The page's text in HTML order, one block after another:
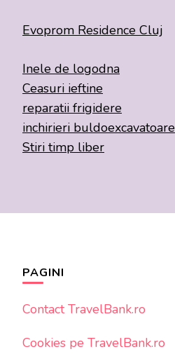
Evoprom Residence Cluj
Inele de logodna
Ceasuri ieftine
reparatii frigidere
inchirieri buldoexcavatoare
Stiri timp liber
PAGINI
Contact TravelBank.ro
Cookies pe TravelBank.ro